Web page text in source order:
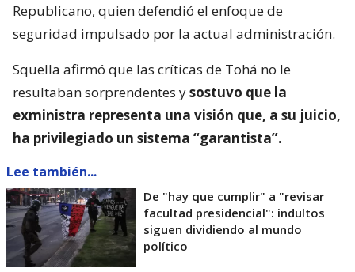
Republicano, quien defendió el enfoque de
seguridad impulsado por la actual administración.
Squella afirmó que las críticas de Tohá no le
resultaban sorprendentes ysostuvo que la
exministra representa una visión que, a su juicio,
ha privilegiado un sistema “garantista”.
Lee también...
De "hay que cumplir" a "revisar
facultad presidencial": indultos
siguen dividiendo al mundo
político